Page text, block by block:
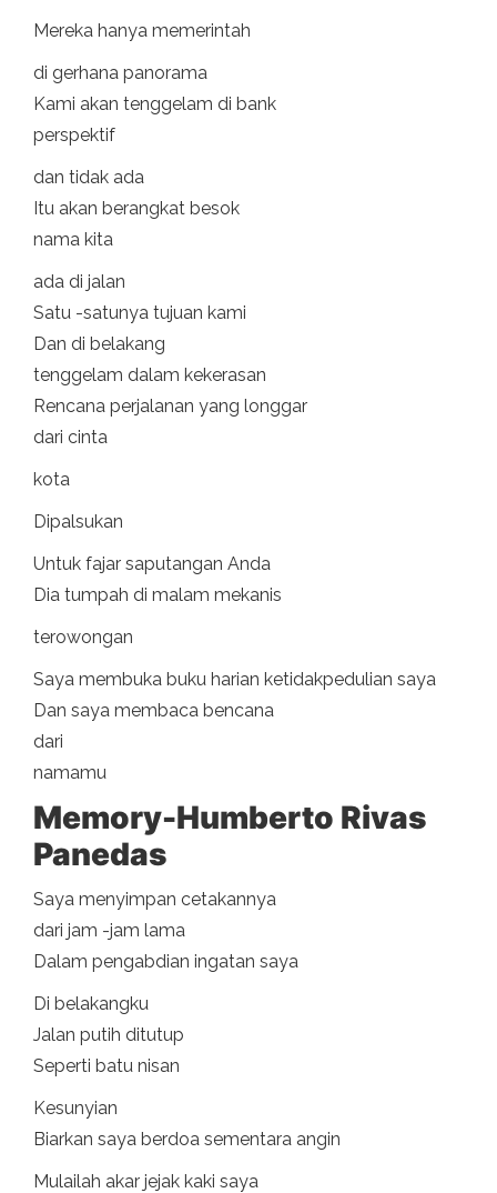
Mereka hanya memerintah
di gerhana panorama
Kami akan tenggelam di bank
perspektif
dan tidak ada
Itu akan berangkat besok
nama kita
ada di jalan
Satu -satunya tujuan kami
Dan di belakang
tenggelam dalam kekerasan
Rencana perjalanan yang longgar
dari cinta
kota
Dipalsukan
Untuk fajar saputangan Anda
Dia tumpah di malam mekanis
terowongan
Saya membuka buku harian ketidakpedulian saya
Dan saya membaca bencana
dari
namamu
Memory-Humberto Rivas
Panedas
Saya menyimpan cetakannya
dari jam -jam lama
Dalam pengabdian ingatan saya
Di belakangku
Jalan putih ditutup
Seperti batu nisan
Kesunyian
Biarkan saya berdoa sementara angin
Mulailah akar jejak kaki saya